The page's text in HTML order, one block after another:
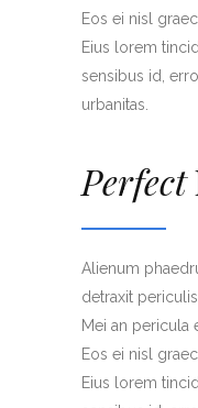
Eos ei nisl
Eius lorem
sensibus id,
urbanitas.
Perfect
Alienum
detraxit
Mei an pericula
Eos ei nisl
Eius lorem